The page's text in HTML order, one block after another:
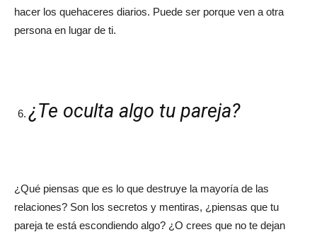
hacer los quehaceres diarios. Puede ser porque ven a otra
persona en lugar de ti.
¿Te oculta algo tu pareja?
¿Qué piensas que es lo que destruye la mayoría de las
relaciones? Son los secretos y mentiras, ¿piensas que tu
pareja te está escondiendo algo? ¿O crees que no te dejan